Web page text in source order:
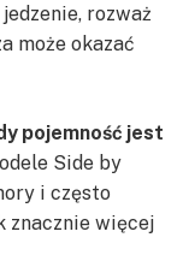
rozważ
może okazać
pojemność jest
Side by
i często
znacznie więcej